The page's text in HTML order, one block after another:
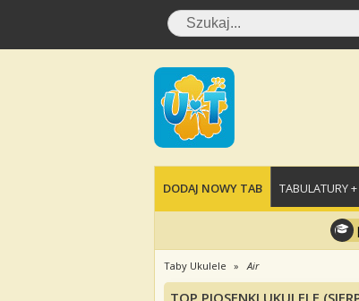
DODAJ NOWY TAB TABULATURY +
Taby Ukulele Air
TOP PIOSENKI UKULELE